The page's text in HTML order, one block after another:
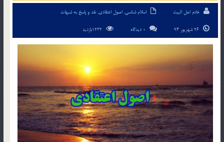
خادم اهل البیت اسلام شناسی, اصول اعتقادی, نقد و پاسخ به شبهات
0 دیدگاه